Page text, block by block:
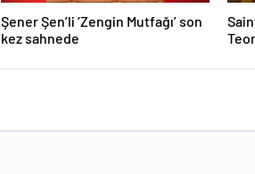
Şener Şen’li ‘Zengin Mutfağı’ son
kez sahnede